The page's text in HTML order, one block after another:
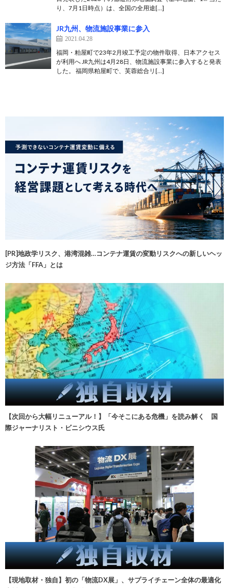
り、7月1日時点）は、全国の全用途[…]
JR九州、物流施設事業に参入
2021.04.28
福岡・粕屋町で23年2月竣工予定の物件取得、日本アクセス
が利用へ JR九州は4月28日、物流施設事業に参入すると発表
した。 福岡県粕屋町で、芙蓉総合リ[…]
[PR]地政学リスク、港湾混雑…コンテナ運賃の変動リスクへの新しいヘッ
ジ方法「FFA」とは
【次回から大幅リニューアル！】「今そこにある危機」を読み解く 国
際ジャーナリスト・ビニシウス氏
【現地取材・独自】初の「物流DX展」、サプライチェーン全体の最適化